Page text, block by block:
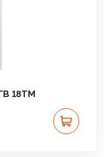
18TМ